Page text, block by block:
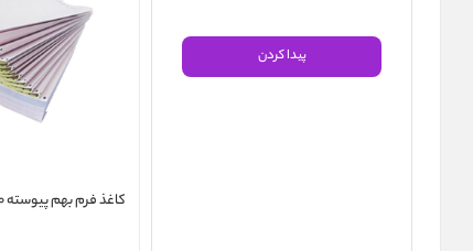
کاغذ فرم بهم پیوسته ۸۰ ستونی چهار نسخه